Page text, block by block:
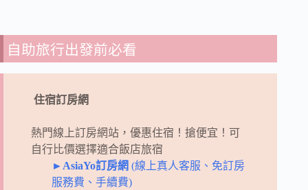
自助旅行出發前必看
住宿訂房網
熱門線上訂房網站，優惠住宿！搶便宜！ 可
自行比價選擇適合飯店旅宿
►AsiaYo訂房網 (線上真人客服、免訂房
服務費、手續費)